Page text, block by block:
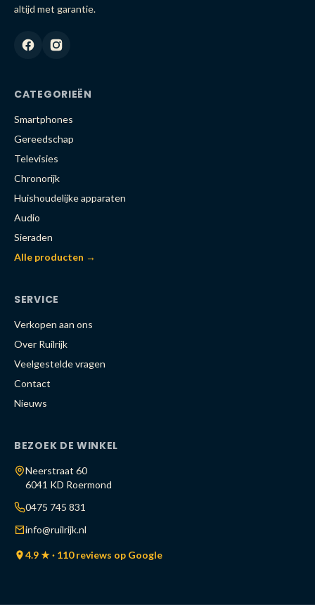
altijd met garantie.
CATEGORIEËN
Smartphones
Gereedschap
Televisies
Chronorijk
Huishoudelijke apparaten
Audio
Sieraden
Alle producten →
SERVICE
Verkopen aan ons
Over Ruilrijk
Veelgestelde vragen
Contact
Nieuws
BEZOEK DE WINKEL
Neerstraat 60
6041 KD Roermond
0475 745 831
info@ruilrijk.nl
4.9 ★ · 110 reviews op Google